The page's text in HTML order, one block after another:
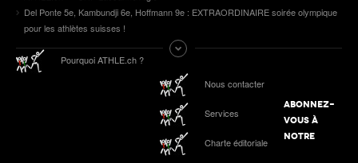
Del Ponte 5e, Kambundji 6e, Hoffmann 9e : EXTRAORDINAIRE soirée olympique
pour les athlètes suisses !
Pourquoi ATHLE.ch ?
Nous contacter
Services
Charte éditoriale
ABONNEZ-
VOUS À
NOTRE